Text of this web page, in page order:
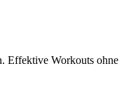
Effektive Workouts ohne